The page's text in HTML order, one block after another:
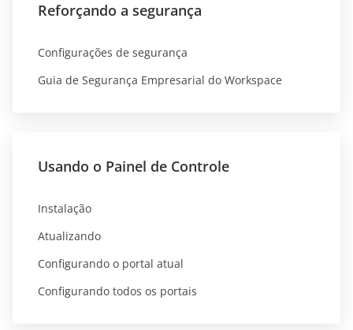
Reforçando a segurança
Configurações de segurança
Guia de Segurança Empresarial do Workspace
Usando o Painel de Controle
Instalação
Atualizando
Configurando o portal atual
Configurando todos os portais